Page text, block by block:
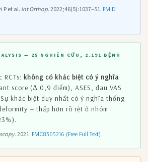
P et al. Int Orthop.2022;46(5):1037–51. PMID
— 25 NGHIÊN CỨU, 2.191 BỆNH
RCTs: không có khác biệt có ý nghĩa
score (Δ 0,9 điểm), ASES, đau VAS
khác biệt duy nhất có ý nghĩa thống
— thấp hơn rõ rệt ở nhóm
2021. PMC8365216 (Free Full Text)